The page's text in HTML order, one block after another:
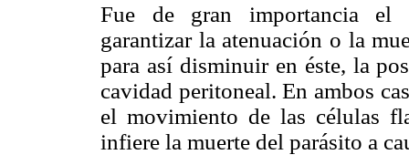
Fue de gran importancia el
garantizar la atenuación o la
para así disminuir en éste, la
cavidad peritoneal. En ambos
el movimiento de las células
infiere la muerte del parásito a